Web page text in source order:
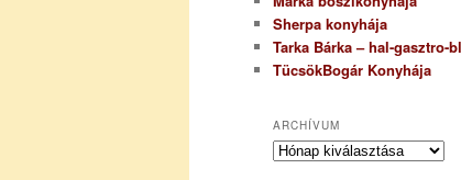
Sherpa konyhája
Tarka Bárka – hal-gasztro-
TücsökBogár Konyhája
ARCHÍVUM
A